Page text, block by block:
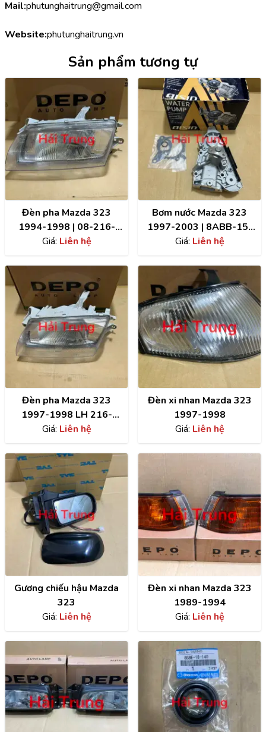
Mail:phutunghaitrung@gmail.com
Website:phutunghaitrung.vn
Sản phẩm tương tự
Đèn pha Mazda 323
1994-1998 | 08-216-
1135L , 08-216-1135R
Giá: Liên hệ
Bơm nước Mazda 323
1997-2003 | 8ABB-15-
010
Giá: Liên hệ
Đèn pha Mazda 323
1997-1998 LH 216-
1135L , 216-1135R
Giá: Liên hệ
Đèn xi nhan Mazda 323
1997-1998
Giá: Liên hệ
Gương chiếu hậu Mazda
323
Giá: Liên hệ
Đèn xi nhan Mazda 323
1989-1994
Giá: Liên hệ